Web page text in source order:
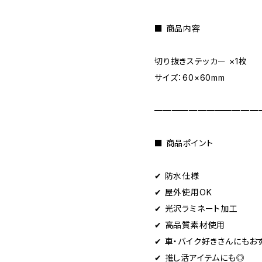
■ 商品内容
切り抜きステッカー ×1枚
サイズ：60×60mm
■ 商品ポイント
✔ 防水仕様
✔ 屋外使用OK
✔ 光沢ラミネート加工
✔ 高品質素材使用
✔ 車・バイク好きさんにもお
✔ 推し活アイテムにも◎